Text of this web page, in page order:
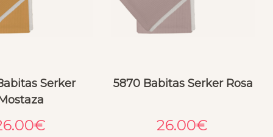
Serker
€
5870 Babitas Serker Rosa
26.00€